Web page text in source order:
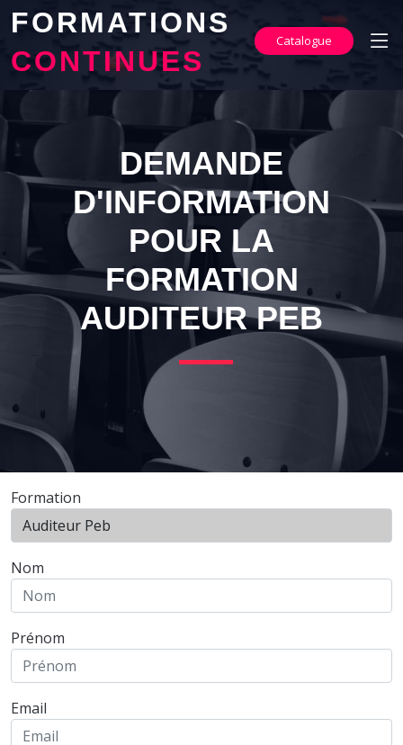
FORMATIONS
CONTINUES
Catalogue
DEMANDE
D'INFORMATION
POUR LA
FORMATION
AUDITEUR PEB
Formation
Nom
Prénom
Email